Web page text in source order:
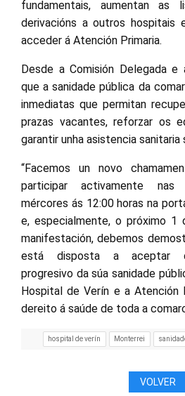
fundamentais, aumentan as
derivacións a outros hospitais
acceder á Atención Primaria.
Desde a Comisión Delegada
que a sanidade pública da
inmediatas que permitan
prazas vacantes, reforzar os
garantir unha asistencia sanitaria
“Facemos un novo
participar activamente nas
mércores ás 12:00 horas na
e, especialmente, o próximo 1
manifestación, debemos
está disposta a aceptar o
progresivo da súa sanidade
Hospital de Verín e a Atención
dereito á saúde de toda a
hospital de verín Monterrei
VOLVER